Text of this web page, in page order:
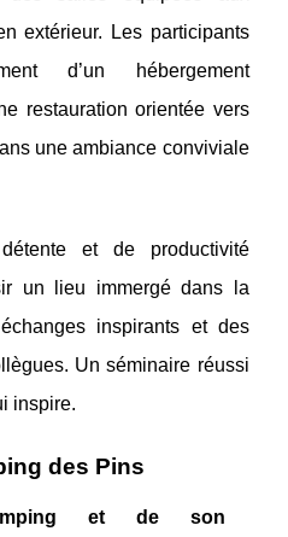
extérieur. Les participants
d’un hébergement
restauration orientée vers
une ambiance conviviale
et de productivité
un lieu immergé dans la
inspirants et des
Un séminaire réussi
inspire.
des Pins
et de son